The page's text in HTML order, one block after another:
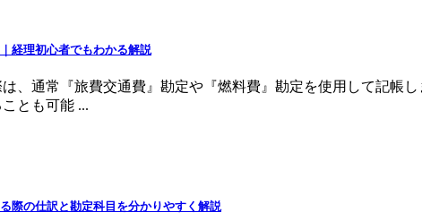
経理初心者でもわかる解説
、通常『旅費交通費』勘定や『燃料費』勘定を使用して記帳
とも可能 ...
際の仕訳と勘定科目を分かりやすく解説